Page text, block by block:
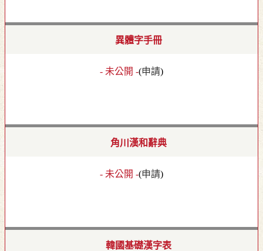
異體字手冊
- 未公開 -(申請)
角川漢和辭典
- 未公開 -(申請)
韓國基礎漢字表